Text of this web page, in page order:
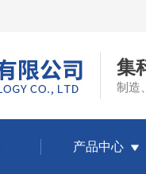
集
制造
产品中心